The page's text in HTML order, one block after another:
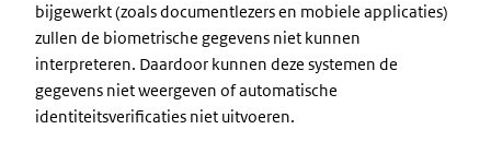
bijgewerkt (zoals documentlezers en mobiele applicaties)
zullen de biometrische gegevens niet kunnen
interpreteren. Daardoor kunnen deze systemen de
gegevens niet weergeven of automatische
identiteitsverificaties niet uitvoeren.